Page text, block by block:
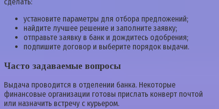
установите параметры для отбора предложений;
найдите лучшее решение и заполните заявку;
отправьте заявку в банк и дождитесь одобрения;
подпишите договор и выберите порядок выдачи.
Часто задаваемые вопросы
Выдача проводится в отделении банка. Некоторые
финансовые организации готовы прислать конверт почтой
или назначить встречу с курьером.